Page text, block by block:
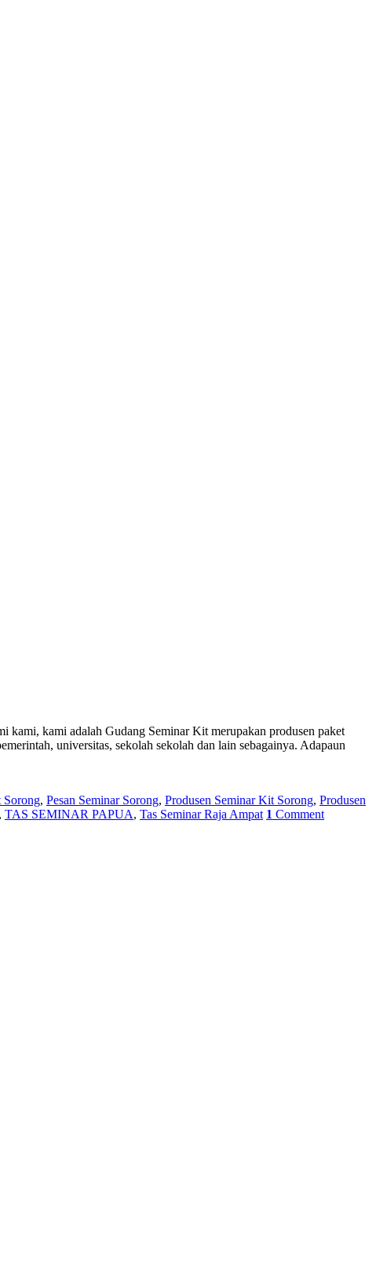
kami, kami adalah Gudang Seminar Kit merupakan produsen paket
universitas, sekolah sekolah dan lain sebagainya. Adapaun
Sorong, Pesan Seminar Sorong, Produsen Seminar Kit Sorong, Produsen
, TAS SEMINAR PAPUA, Tas Seminar Raja Ampat 1 Comment